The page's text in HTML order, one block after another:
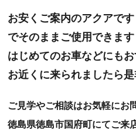
お安くご案内のアクアで
でそのままご使用できます
はじめてのお車などにもお
お近くに来られましたら
ご見学やご相談はお気軽にお
徳島県徳島市国府町にてご来